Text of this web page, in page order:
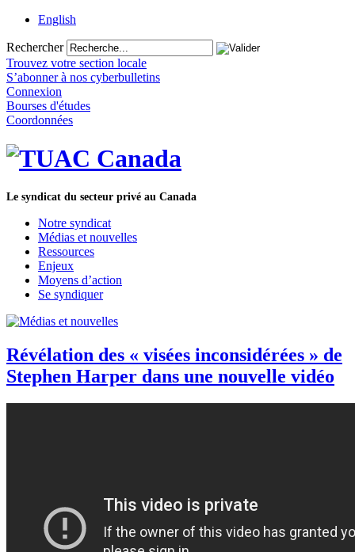
English
Rechercher
Trouvez votre section locale
S’abonner à nos cyberbulletins
Connexion
Bourses d'études
Coordonnées
Le syndicat du secteur privé au Canada
Notre syndicat
Médias et nouvelles
Ressources
Enjeux
Moyens d’action
Se syndiquer
Révélation des « visées inconsidérées » de
Stephen Harper dans une nouvelle vidéo